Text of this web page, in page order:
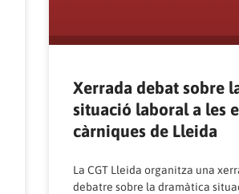
Xerrada debat sobre
situació laboral a les
càrniques de Lleida
La CGT Lleida organitza una
debatre sobre la dramàtica